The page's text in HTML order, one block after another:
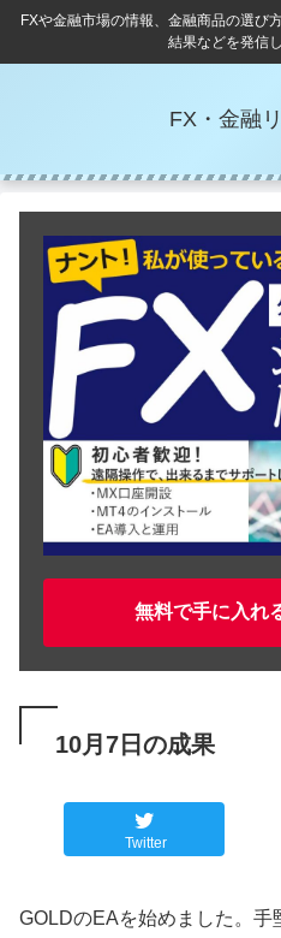
FXや金融市場の情報、金融商品の選び
結果などを発信
FX・金融
無料で手に入れ
10月7日の成果
Twitter
GOLDのEAを始めました。手